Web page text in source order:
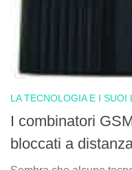
LA TECNOLOGIA E I SUOI
I combinatori
bloccati a